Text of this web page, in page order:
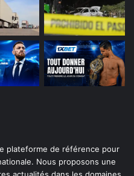
plateforme de référence pour
Nous proposons une